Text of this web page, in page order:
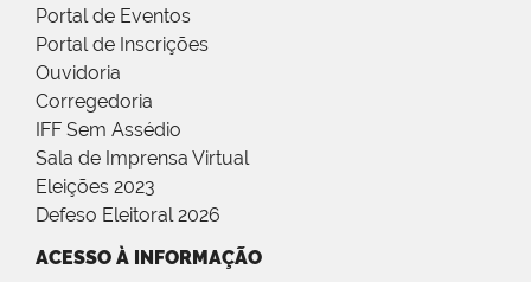
Portal de Eventos
Portal de Inscrições
Ouvidoria
Corregedoria
IFF Sem Assédio
Sala de Imprensa Virtual
Eleições 2023
Defeso Eleitoral 2026
ACESSO À INFORMAÇÃO